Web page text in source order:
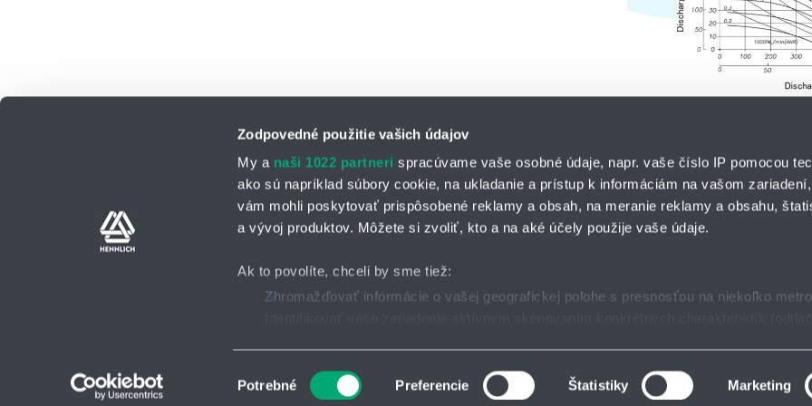
Zodpovedné použitie vašich údajov
My a naši 1022 partneri spracúvame vaše osobné údaje, napr. vaše číslo IP pomocou
ako sú napríklad súbory cookie, na ukladanie a prístup k informáciám na vašom
vám mohli poskytovať prispôsobené reklamy a obsah, na meranie reklamy a obsahu,
a vývoj produktov. Môžete si zvoliť, kto a na aké účely použije vaše údaje.
Ak to povolíte, chceli by sme tiež:
Zhromažďovať informácie o vašej geografickej polohe s presnosťou na niekoľko
súhlasu
Potrebné Preferencie Štatistiky Marketing
HENNLICH s.r.o.
Košťany nad Turcom